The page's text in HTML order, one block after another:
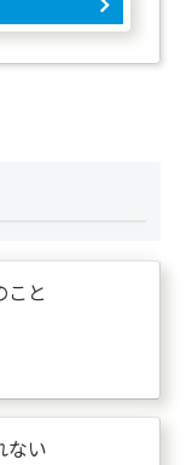
こと
ない